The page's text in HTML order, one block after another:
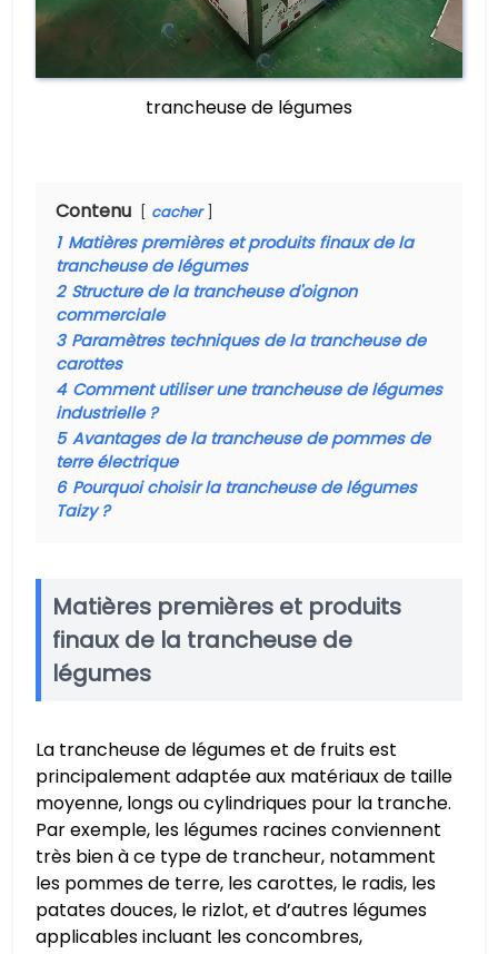
trancheuse de légumes
Contenu cacher
1 Matières premières et produits finaux de la
trancheuse de légumes
2 Structure de la trancheuse d'oignon
commerciale
3 Paramètres techniques de la trancheuse de
carottes
4 Comment utiliser une trancheuse de légumes
industrielle ?
5 Avantages de la trancheuse de pommes de
terre électrique
6 Pourquoi choisir la trancheuse de légumes
Taizy ?
Matières premières et produits
finaux de la trancheuse de
légumes
La trancheuse de légumes et de fruits est
principalement adaptée aux matériaux de taille
moyenne, longs ou cylindriques pour la tranche.
Par exemple, les légumes racines conviennent
très bien à ce type de trancheur, notamment
les pommes de terre, les carottes, le radis, les
patates douces, le rizlot, et d’autres légumes
applicables incluant les concombres,